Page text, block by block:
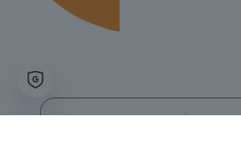
Hartă Website